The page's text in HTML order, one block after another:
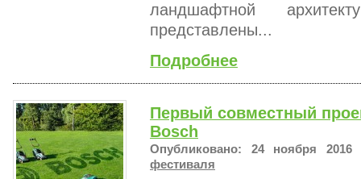
ландшафтной
представлены...
Подробнее
Первый совместный
Bosch
Опубликовано: 24 ноября
фестиваля